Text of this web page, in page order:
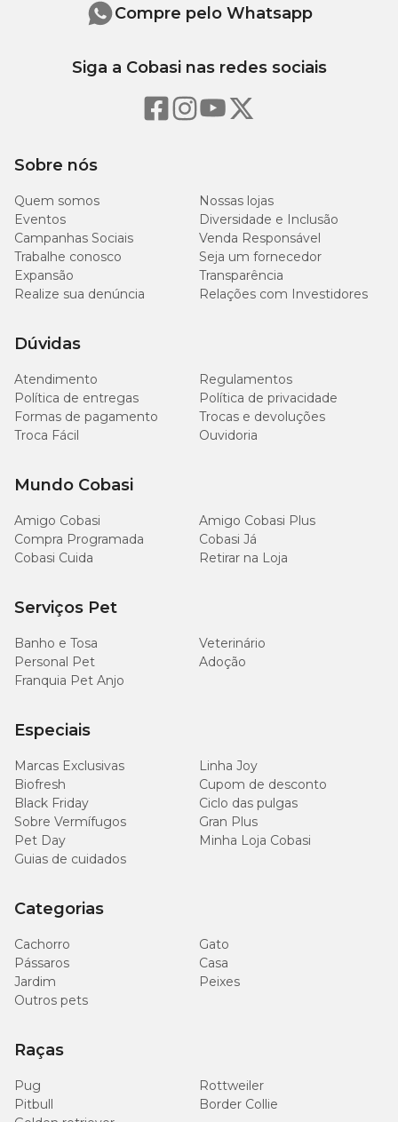
Sobre nós
Quem somos
Nossas lojas
Eventos
Diversidade e Inclusão
Campanhas Sociais
Venda Responsável
Trabalhe conosco
Seja um fornecedor
Expansão
Transparência
Realize sua denúncia
Relações com Investidores
Dúvidas
Atendimento
Regulamentos
Política de entregas
Política de privacidade
Formas de pagamento
Trocas e devoluções
Troca Fácil
Ouvidoria
Mundo Cobasi
Amigo Cobasi
Amigo Cobasi Plus
Compra Programada
Cobasi Já
Cobasi Cuida
Retirar na Loja
Serviços Pet
Banho e Tosa
Veterinário
Personal Pet
Adoção
Franquia Pet Anjo
Especiais
Marcas Exclusivas
Linha Joy
Biofresh
Cupom de desconto
Black Friday
Ciclo das pulgas
Sobre Vermífugos
Gran Plus
Pet Day
Minha Loja Cobasi
Guias de cuidados
Categorias
Cachorro
Gato
Pássaros
Casa
Jardim
Peixes
Outros pets
Raças
Pug
Rottweiler
Pitbull
Border Collie
Compre pelo Whatsapp
Siga a Cobasi nas redes sociais